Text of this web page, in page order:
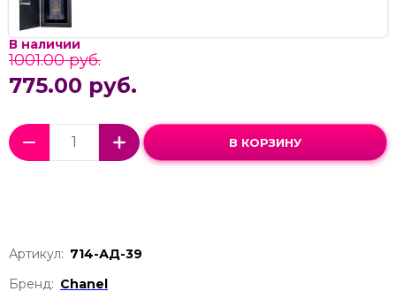
В наличии
1001.00 руб.
775.00 руб.
В КОРЗИНУ
Артикул: 714-АД-39
Бренд: Chanel